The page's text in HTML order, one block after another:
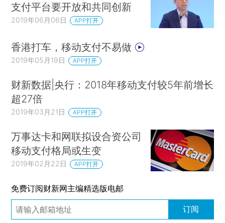
支付平台要开放和共同创新
2019年06月06日 APP打开
香港打车，移动支付不易做
2019年05月19日 APP打开
财新数据|央行：2018年移动支付较5年前增长
超27倍
2019年03月21日 APP打开
万事达卡和网联拟设合资公司
移动支付格局或生变
2019年02月22日 APP打开
免费订阅财新网主编精选版电邮
订阅